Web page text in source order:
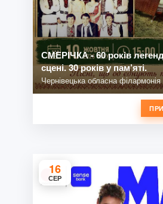
СМЕРІЧКА - 60 років
сцені. 30 років у пам’яті.
Чернівецька обласна філармонія
16
СЕР